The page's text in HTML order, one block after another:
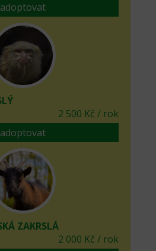
adoptovat
2 500 Kč / rok
adoptovat
ZAKRSLÁ
2 000 Kč / rok